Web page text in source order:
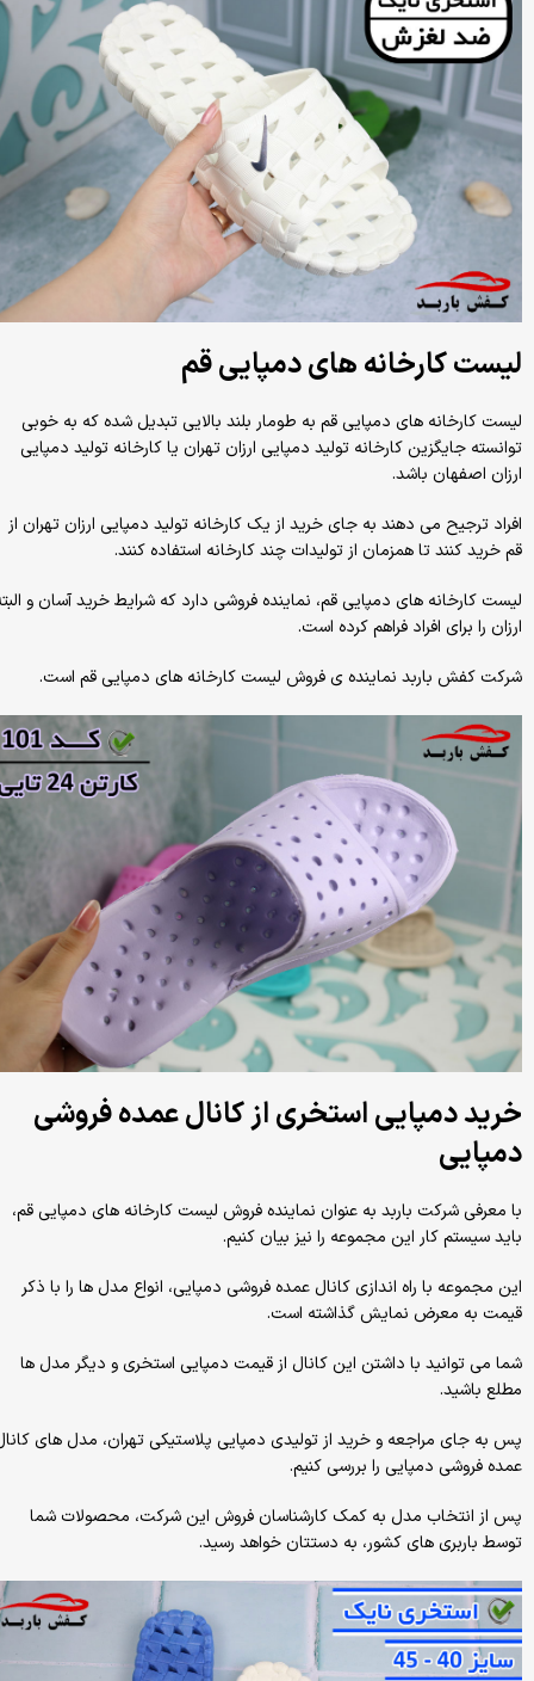
لیست کارخانه های دمپایی قم
لیست کارخانه های دمپایی قم به طومار بلند بالایی تبدیل شده که به خوبی
توانسته جایگزین کارخانه تولید دمپایی ارزان تهران یا کارخانه تولید دمپایی
ارزان اصفهان باشد.
افراد ترجیح می دهند به جای خرید از یک کارخانه تولید دمپایی ارزان تهران از
قم خرید کنند تا همزمان از تولیدات چند کارخانه استفاده کنند.
لیست کارخانه های دمپایی قم، نماینده فروشی دارد که شرایط خرید آسان و
ارزان را برای افراد فراهم کرده است.
شرکت کفش باربد نماینده ی فروش لیست کارخانه های دمپایی قم است.
خرید دمپایی استخری از کانال عمده فروشی
دمپایی
با معرفی شرکت باربد به عنوان نماینده فروش لیست کارخانه های دمپایی قم،
باید سیستم کار این مجموعه را نیز بیان کنیم.
این مجموعه با راه اندازی کانال عمده فروشی دمپایی، انواع مدل ها را با ذکر
قیمت به معرض نمایش گذاشته است.
شما می توانید با داشتن این کانال از قیمت دمپایی استخری و دیگر مدل ها
مطلع باشید.
پس به جای مراجعه و خرید از تولیدی دمپایی پلاستیکی تهران، مدل های
عمده فروشی دمپایی را بررسی کنیم.
پس از انتخاب مدل به کمک کارشناسان فروش این شرکت، محصولات شما
توسط باربری های کشور، به دستتان خواهد رسید.